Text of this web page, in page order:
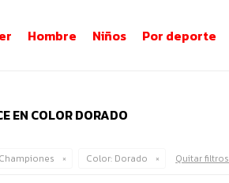
Hombre Niños Por deporte
EN COLOR DORADO
Championes Color: Dorado Quitar filtros